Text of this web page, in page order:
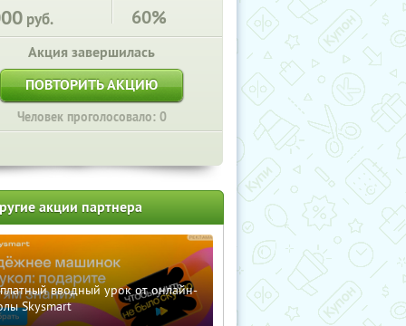
руб. 60%
Акция завершилась
ПОВТОРИТЬ АКЦИЮ
Человек проголосовало: 0
акции партнера
вводный урок от онлайн-
Skysmart